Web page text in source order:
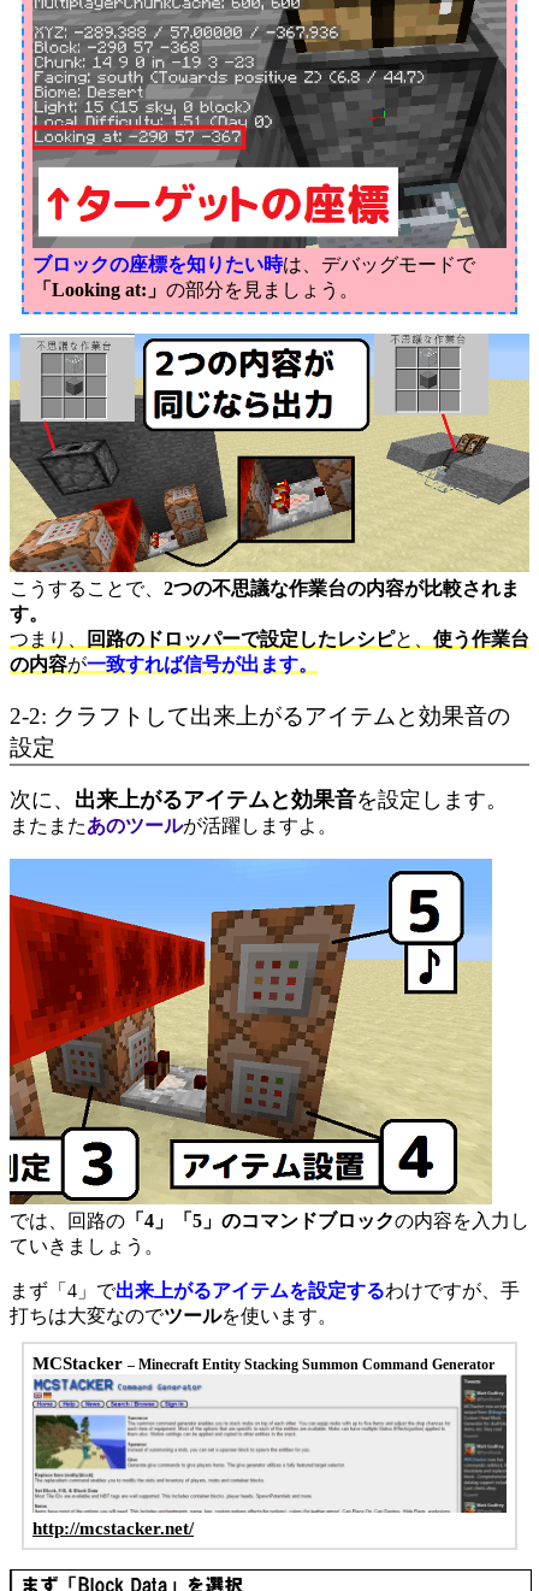
ブロックの座標を知りたい時は、デバッグモードで
「Looking at:」 の部分を見ましょう。
こうすることで、 2つの不思議な作業台の内容が比較されま
す。
つまり、
回路のドロッパーで設定したレシピと、 使う作業台
の内容が一致すれば信号が出ます。
2-2: クラフトして出来上がるアイテムと効果音の
設定
次に、 出来上がるアイテムと効果音を設定します。
またまたあのツールが活躍しますよ。
では、回路の 「4」「5」のコマンドブロックの内容を入力し
ていきましょう。
まず「4」で出来上がるアイテムを設定するわけですが、手
打ちは大変なのでツールを使います。
MCStacker – Minecraft Entity Stacking Summon Command Generator
http://mcstacker.net/